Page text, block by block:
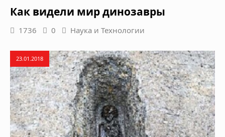
Как видели мир динозавры
1736 0 Наука и Технологии
23.01.2018